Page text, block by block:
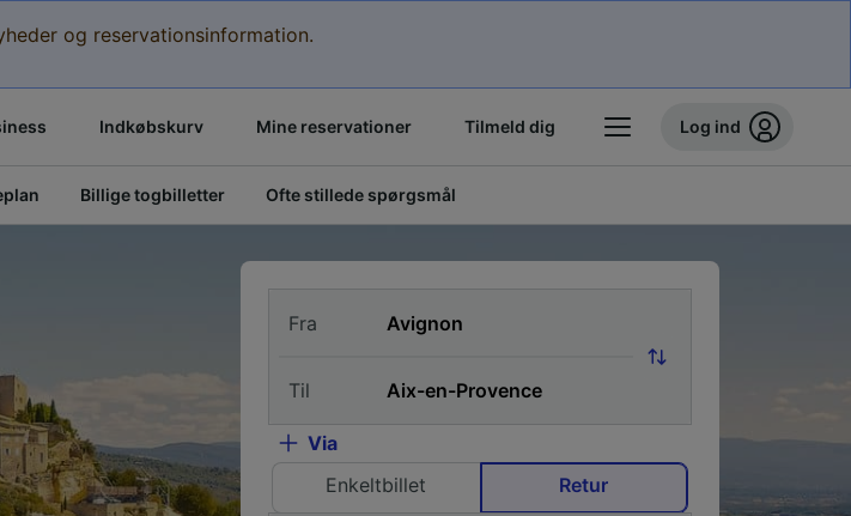
og reservationsinformation.
Indkøbskurv Mine reservationer Tilmeld dig Log ind
Billige togbilletter Ofte stillede spørgsmål
Fra
Til
Via
Enkeltbillet
Retur